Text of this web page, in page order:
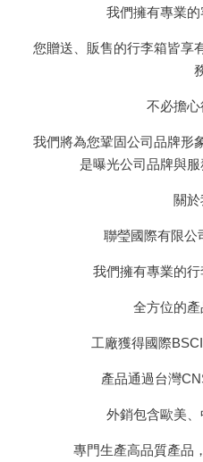
我們擁有專業
您贈送、販售的行李箱皆享
不必擔心
我們將為您鞏固公司品牌形
是曝光公司品牌與服
關
聯瑩國際有限公
我們擁有專業的
全方位的
工廠獲得國際
產品通過台灣
外銷包含歐美
專門生產高品質產品